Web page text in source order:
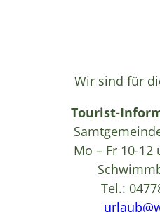
Wir sind für
Tourist-
Mo – Fr 10-12
Tel.: